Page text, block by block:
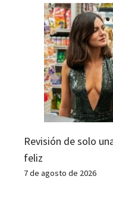
Revisión de solo
feliz
7 de agosto de 2026